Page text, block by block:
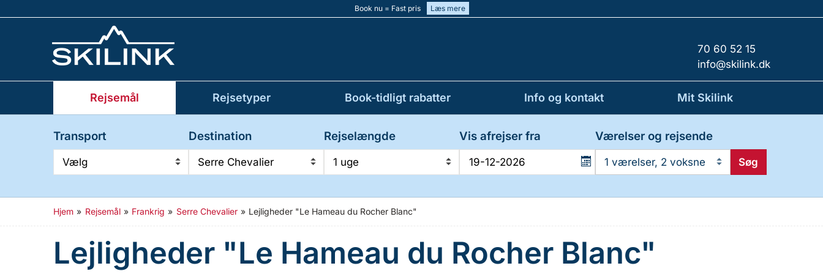
Book nu = Fast pris Læs mere
70 60 52 15
info@skilink.dk
Rejsemål Rejsetyper Book-tidligt rabatter Info og kontakt Mit Skilink
Transport
Vælg
Destination
Serre Chevalier
Rejselængde
1 uge
Vis afrejser fra Værelser og rejsende
1 værelser, 2 voksne Søg
Hjem » Rejsemål » Frankrig » Serre Chevalier » Lejligheder "Le Hameau du Rocher Blanc"
Lejligheder "Le Hameau du Rocher Blanc"